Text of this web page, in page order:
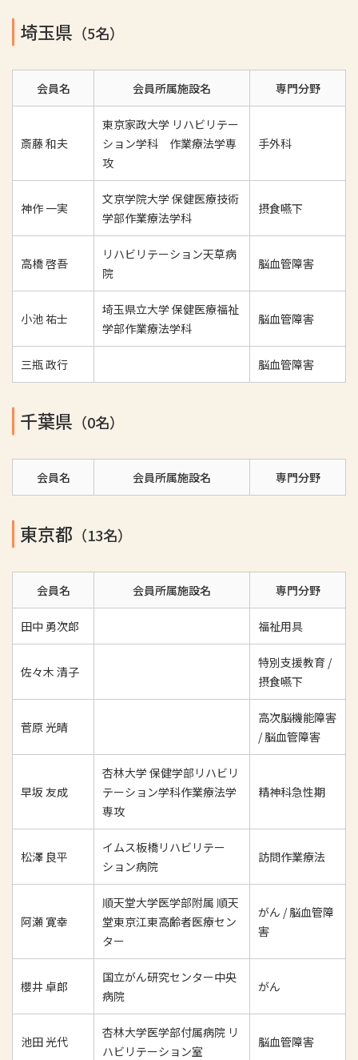
埼玉県 （5名）
会員名 会員所属施設名 専門分野
斎藤 和夫
東京家政大学 リハビリテー
ション学科 作業療法学専
攻
手外科
神作 一実
文京学院大学 保健医療技術
学部作業療法学科
摂食嚥下
高橋 啓吾
リハビリテーション天草病
院
脳血管障害
小池 祐士
埼玉県立大学 保健医療福祉
学部作業療法学科
脳血管障害
三瓶 政行 脳血管障害
千葉県 （0名）
会員名 会員所属施設名 専門分野
東京都 （13名）
会員名 会員所属施設名 専門分野
田中 勇次郎 福祉用具
佐々木 清子
特別支援教育 /
摂食嚥下
菅原 光晴
高次脳機能障害
/ 脳血管障害
早坂 友成
杏林大学 保健学部リハビリ
テーション学科作業療法学
専攻
精神科急性期
松澤 良平
イムス板橋リハビリテー
ション病院
訪問作業療法
阿瀬 寛幸
順天堂大学医学部附属 順天
堂東京江東高齢者医療セン
ター
がん / 脳血管障
害
櫻井 卓郎
国立がん研究センター中央
病院
がん
池田 光代
杏林大学医学部付属病院 リ
ハビリテーション室
脳血管障害